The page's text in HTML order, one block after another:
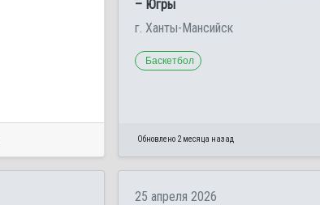
– Югры
г. Ханты-Мансийск
Баскетбол
Обновлено 2 месяца назад
25 апреля 2026